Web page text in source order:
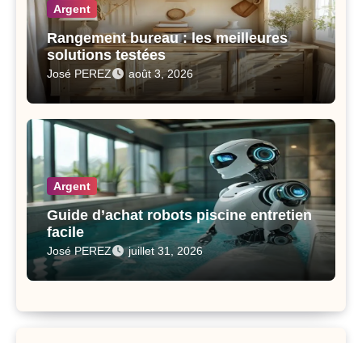
Argent
Rangement bureau : les meilleures
solutions testées
José PEREZ août 3, 2026
Argent
Guide d’achat robots piscine entretien
facile
José PEREZ juillet 31, 2026